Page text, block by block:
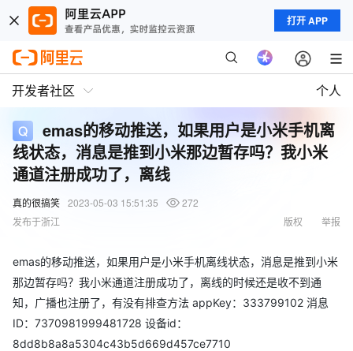
打开 APP
开发者社区 个人
emas的移动推送，如果用户是小米手机离
线状态，消息是推到小米那边暂存吗？我小米
通道注册成功了，离线
真的很搞笑 2023-05-03 15:51:35
272
发布于浙江
举报
版权
emas的移动推送，如果用户是小米手机离线状态，消息是推到小米
那边暂存吗？我小米通道注册成功了，离线的时候还是收不到通
知，广播也注册了，有没有排查方法 appKey：333799102 消息
ID：7370981999481728 设备id：
8dd8b8a8a5304c43b5d669d457ce7710